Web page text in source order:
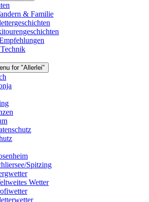
& Familie
for "Allerlei"
Spitzing
Wetter